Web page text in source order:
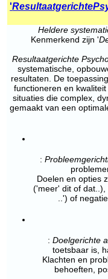
'Resultaatgerichte
Heldere
Kenmerkend zijn '
Resultaatgerichte
systematische,
resultaten. De
functioneren en
situaties die complex,
gemaakt van een
:
Doelen en opties
('meer' dit of dat..),
..') of
: Doelgerichte
toetsbaar is,
Klachten en
behoeften,